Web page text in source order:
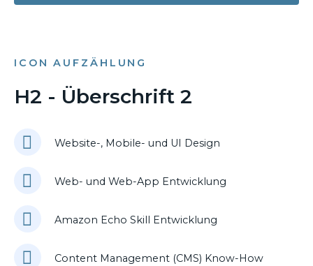
ICON AUFZÄHLUNG
H2 - Überschrift 2
Website-, Mobile- und UI Design
Web- und Web-App Entwicklung
Amazon Echo Skill Entwicklung
Content Management (CMS) Know-How